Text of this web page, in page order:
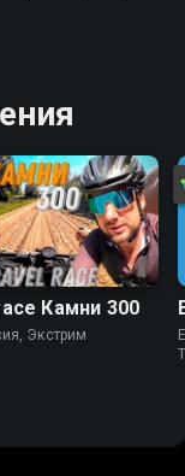
Камни 300
Экстрим